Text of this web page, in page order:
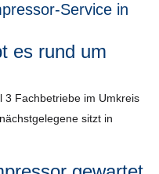
Service in
es rund um
3 Fachbetriebe im Umkreis
sitzt in